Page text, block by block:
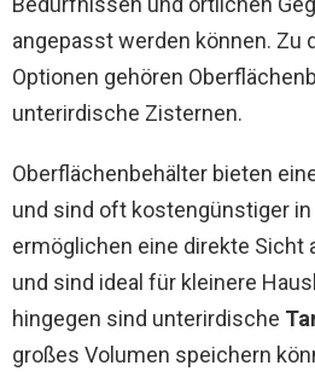
angepasst werden können. Zu
Optionen gehören
unterirdische Zisternen.
Oberflächenbehälter bieten
und sind oft kostengünstiger
ermöglichen eine direkte Sicht
und sind ideal für kleinere
hingegen sind unterirdische
großes Volumen speichern